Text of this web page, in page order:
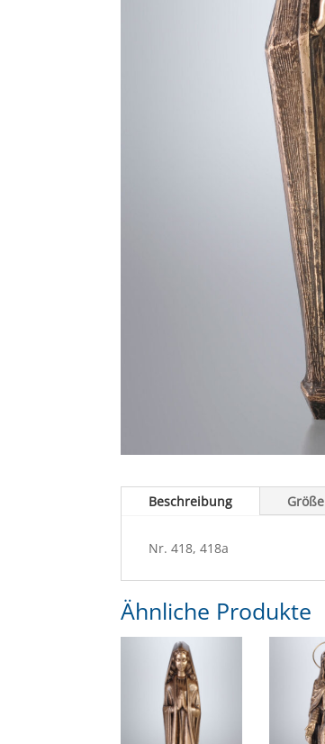
Beschreibung Größe
Nr. 418, 418a
Ähnliche Produkte